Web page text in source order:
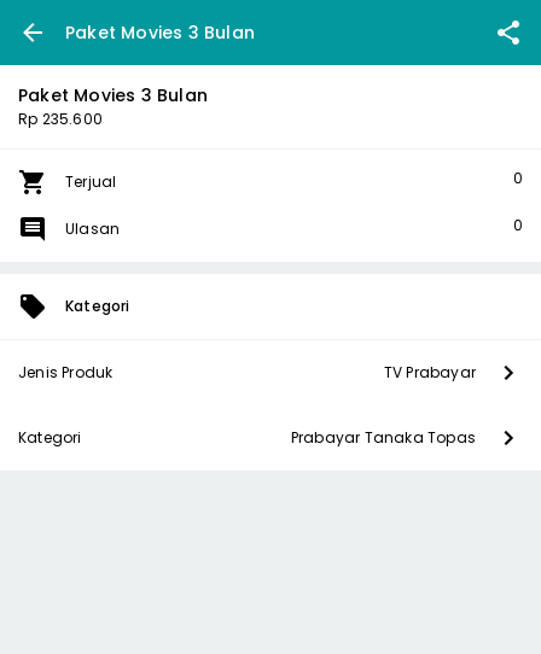
Paket Movies 3 Bulan
Paket Movies 3 Bulan
Rp 235.600
Terjual 0
Ulasan 0
Kategori
Jenis Produk TV Prabayar
Kategori Prabayar Tanaka Topas